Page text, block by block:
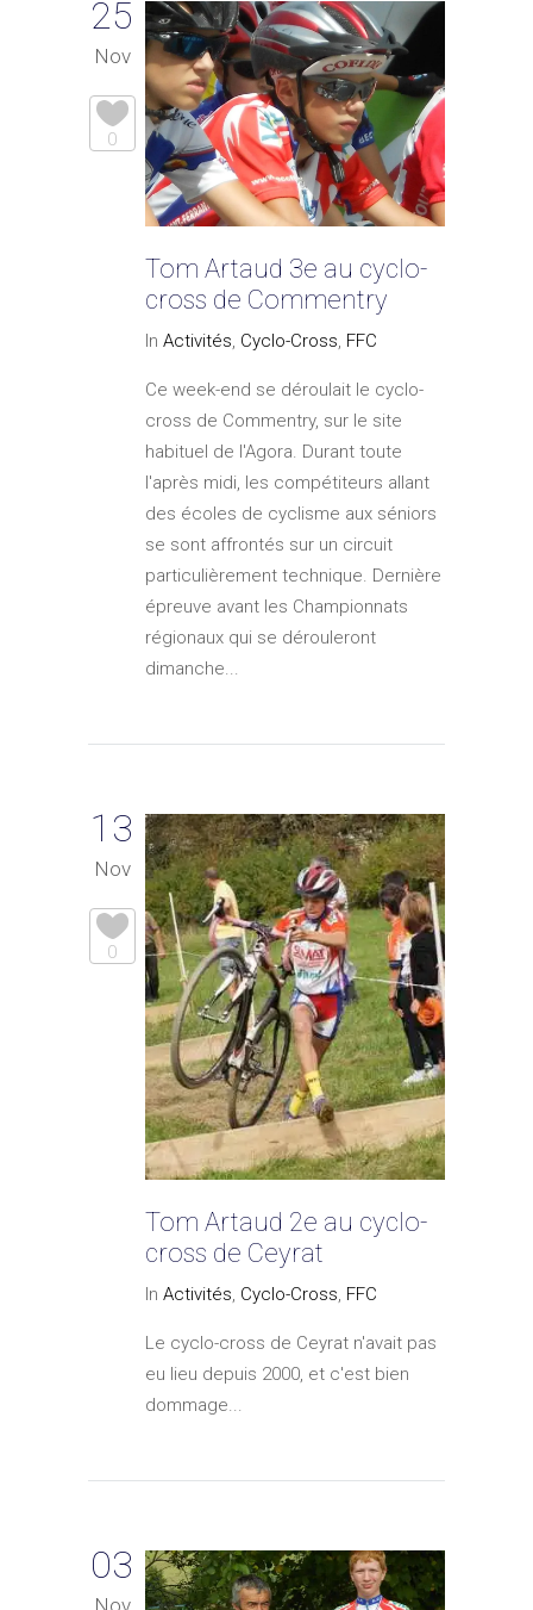
25
Nov
0
Tom Artaud 3e au cyclo-
cross de Commentry
In Activités, Cyclo-Cross, FFC
Ce week-end se déroulait le cyclo-
cross de Commentry, sur le site
habituel de l'Agora. Durant toute
l'après midi, les compétiteurs allant
des écoles de cyclisme aux séniors
se sont affrontés sur un circuit
particulièrement technique. Dernière
épreuve avant les Championnats
régionaux qui se dérouleront
dimanche...
13
Nov
0
Tom Artaud 2e au cyclo-
cross de Ceyrat
In Activités Cyclo-Cross FFC
Le cyclo-cross de Ceyrat n'avait pas
eu lieu depuis 2000, et c'est bien
dommage...
03
Nov